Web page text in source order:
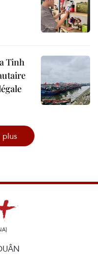
Tinh
plus